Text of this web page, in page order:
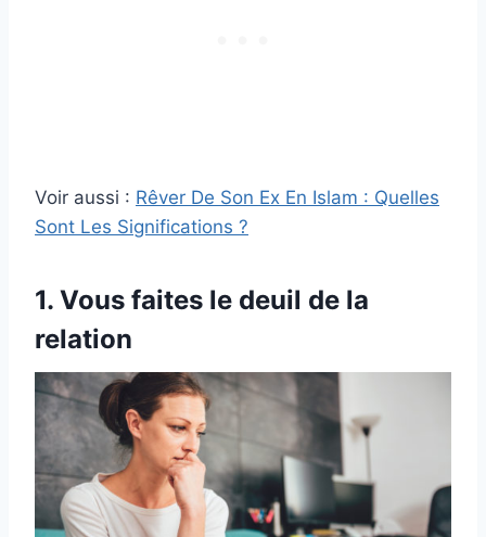
Voir aussi : Rêver De Son Ex En Islam : Quelles
Sont Les Significations ?
1. Vous faites le deuil de la
relation